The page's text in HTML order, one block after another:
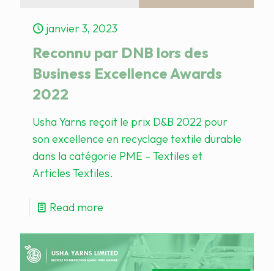
janvier 3, 2023
Reconnu par DNB lors des
Business Excellence Awards
2022
Usha Yarns reçoit le prix D&B 2022 pour
son excellence en recyclage textile durable
dans la catégorie PME – Textiles et
Articles Textiles.​
Read more